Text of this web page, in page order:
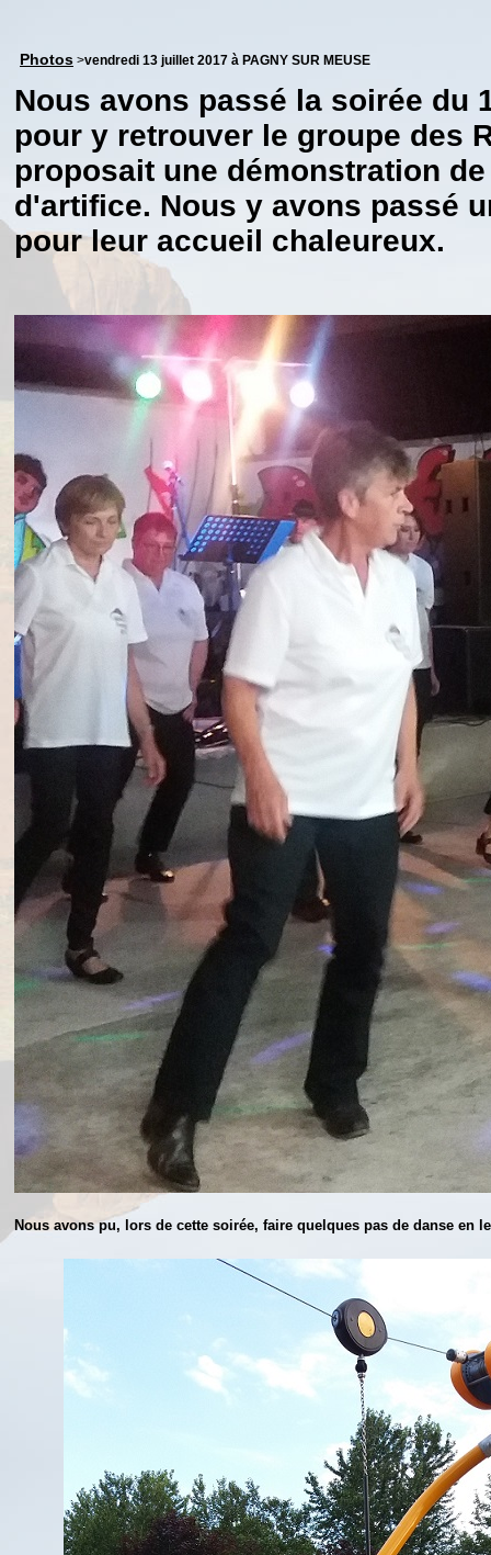
Photos >vendredi 13 juillet 2017 à PAGNY SUR MEUSE
Nous avons passé la soirée du
pour y retrouver le groupe des
proposait une démonstration
d'artifice. Nous y avons passé
pour leur accueil chaleureux.
Nous avons pu, lors de cette soirée, faire quelques pas de danse